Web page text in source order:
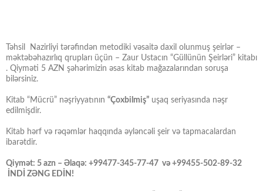
Təhsil Nazirliyi tərəfindən metodiki vəsaitə daxil olunmuş şeirlər –
məktəbəhazırlıq qrupları üçün – Zaur Ustacın “Güllünün Şeirləri” kitabı
. Qiyməti 5 AZN şəhərimizin əsas kitab mağazalarından soruşa
bilərsiniz.
Kitab “Mücrü” nəşriyyatının “Çoxbilmiş” uşaq seriyasında nəşr
edilmişdir.
Kitab hərf və rəqəmlər haqqında əyləncəli şeir və tapmacalardan
ibarətdir.
Qiymət: 5 azn – Əlaqə: +99477-345-77-47 və +99455-502-89-32
İNDİ ZƏNG EDİN!